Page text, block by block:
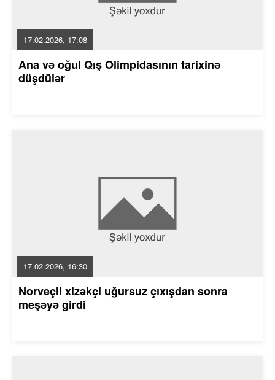
17.02.2026, 17:08
Ana və oğul Qış Olimpidasının tarixinə
düşdülər
17.02.2026, 16:30
Norveçli xizəkçi uğursuz çıxışdan sonra
meşəyə girdi